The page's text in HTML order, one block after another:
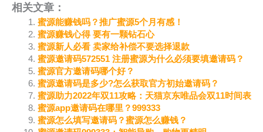
相关文章：
蜜源能赚钱吗？推广蜜源5个月有感！
蜜源赚钱心得 要有一颗钻石心
蜜源新人必看 卖家给补偿不要选择退款
蜜源邀请码572551 注册蜜源为什么必须要填邀请码？
蜜源官方邀请码哪个好？
蜜源邀请码是多少?怎么获取官方初始邀请码？
蜜源助力2022年双11攻略：天猫京东唯品会双11时间表
蜜源app邀请码在哪里？999333
蜜源怎么填写邀请码？蜜源怎么赚钱？